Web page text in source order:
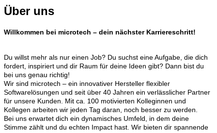
Über uns
Willkommen bei microtech – dein nächster Karriereschritt!
Du willst mehr als nur einen Job? Du suchst eine Aufgabe, die dich
fordert, inspiriert und dir Raum für deine Ideen gibt? Dann bist du
bei uns genau richtig!
Wir sind microtech – ein innovativer Hersteller flexibler
Softwarelösungen und seit über 40 Jahren ein verlässlicher Partner
für unsere Kunden. Mit ca. 100 motivierten Kolleginnen und
Kollegen arbeiten wir jeden Tag daran, noch besser zu werden.
Bei uns erwartet dich ein dynamisches Umfeld, in dem deine
Stimme zählt und du echten Impact hast. Wir bieten dir spannende